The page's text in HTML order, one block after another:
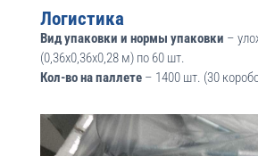
Логистика
Вид упаковки и нормы упаковки –
(0,36х0,36х0,28 м) по 60 шт.
Кол-во на паллете– 1400 шт. (30